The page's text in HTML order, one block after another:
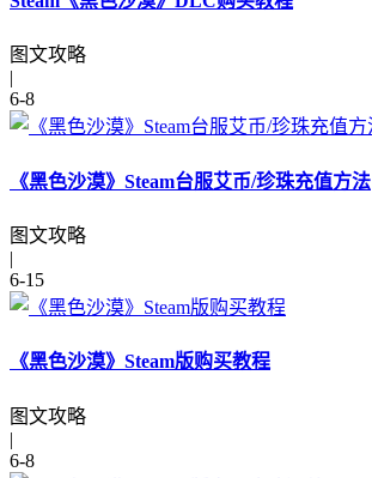
图文攻略
|
6-8
《黑色沙漠》Steam台服艾币/珍珠充值方法
图文攻略
|
6-15
《黑色沙漠》Steam版购买教程
图文攻略
|
6-8